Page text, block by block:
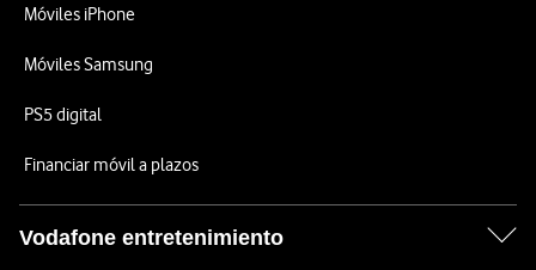
Móviles iPhone
Móviles Samsung
PS5 digital
Financiar móvil a plazos
Vodafone entretenimiento